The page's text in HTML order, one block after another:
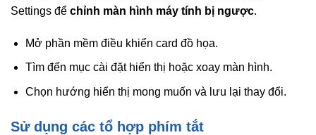
Settings để chỉnh màn hình máy tính bị ngược.
Mở phần mềm điều khiển card đồ họa.
Tìm đến mục cài đặt hiển thị hoặc xoay màn hình.
Chọn hướng hiển thị mong muốn và lưu lại thay đổi.
Sử dụng các tổ hợp phím tắt